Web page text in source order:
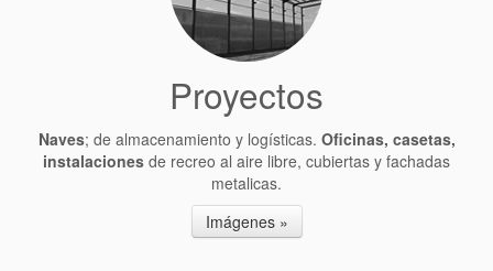
Proyectos
Naves; de almacenamiento y logísticas. Oficinas, casetas,
instalaciones de recreo al aire libre, cubiertas y fachadas
metalicas.
Imágenes »